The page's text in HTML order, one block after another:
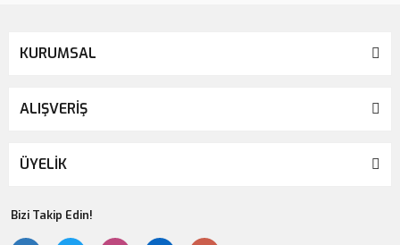
KURUMSAL
ALIŞVERİŞ
ÜYELİK
Bizi Takip Edin!